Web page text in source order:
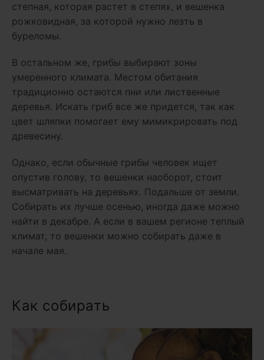
степная, которая растет в степях, и вешенка
рожковидная, за которой нужно лезть в
буреломы.
В остальном же, грибы выбирают зоны
умеренного климата. Местом обитания
традиционно остаются пни или лиственные
деревья. Искать гриб все же придется, так как
цвет шляпки помогает ему мимикрировать под
древесину.
Однако, если обычные грибы человек ищет
опустив голову, то вешенки наоборот, стоит
высматривать на деревьях. Подальше от земли.
Собирать их лучше осенью, иногда даже можно
найти в декабре. А если в вашем регионе теплый
климат, то вешенки можно собирать даже в
начале мая.
Как собирать